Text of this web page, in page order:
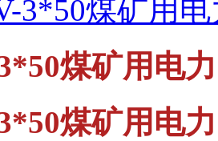
3*50煤矿用电
煤矿用电
煤矿用电